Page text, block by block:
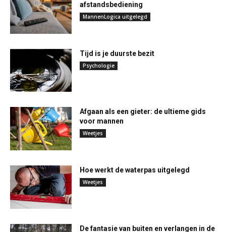
afstandsbediening
MannenLogica uitgelegd
Tijd is je duurste bezit
Psychologie
Afgaan als een gieter: de ultieme gids
voor mannen
Weetjes
Hoe werkt de waterpas uitgelegd
Weetjes
De fantasie van buiten en verlangen in de